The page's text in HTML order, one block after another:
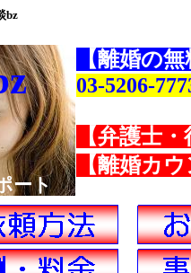
bz
ート
【離婚の
03-5206-
【弁護士
【離婚カ